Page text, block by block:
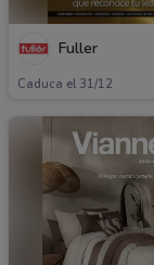
Fuller
Caduca el 31/12